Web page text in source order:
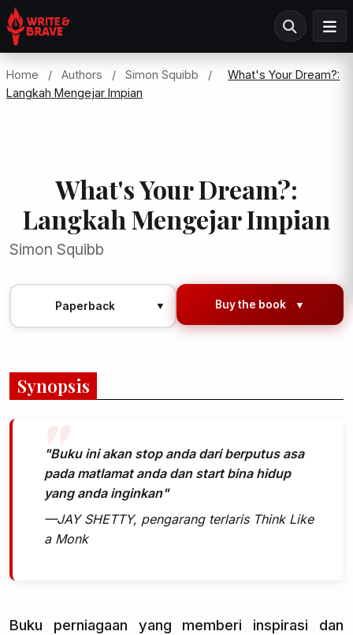
Home / Authors / Simon Squibb /
What's Your Dream?:
Langkah Mengejar Impian
What's Your Dream?:
Langkah Mengejar Impian
Simon Squibb
Paperback ▼ Buy the book ▼
Synopsis
"Buku ini akan stop anda dari berputus asa
pada matlamat anda dan start bina hidup
yang anda inginkan"
—JAY SHETTY, pengarang terlaris Think Like
a Monk
Buku perniagaan yang memberi inspirasi dan